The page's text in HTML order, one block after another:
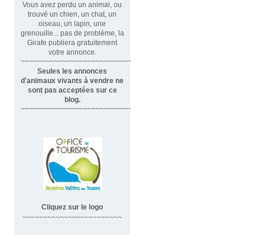
Vous avez perdu un animal, ou
trouvé un chien, un chat, un
oiseau, un lapin, une
grenouille... pas de problème, la
Girafe publiera gratuitement
votre annonce.
~~~~~~~~~~~~~~~~~~~~~~~~~~~~
Seules les annonces
d'animaux vivants à vendre ne
sont pas acceptées sur ce
blog.
~~~~~~~~~~~~~~~~~~~~~~~~~~~~~~
Cliquez sur le logo
~~~~~~~~~~~~~~~~~~~~~~~~